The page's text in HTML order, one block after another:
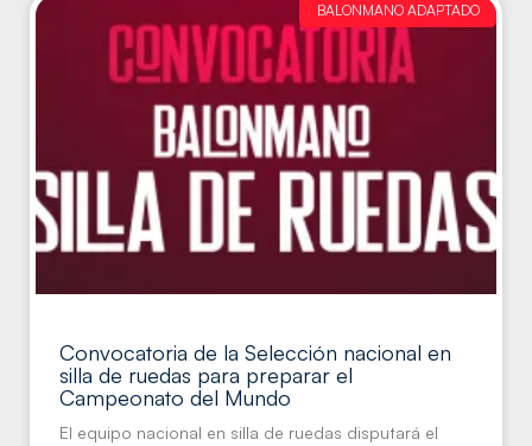
BALONMANO ADAPTADO
Convocatoria de la Selección nacional en
silla de ruedas para preparar el
Campeonato del Mundo
El equipo nacional en silla de ruedas disputará el